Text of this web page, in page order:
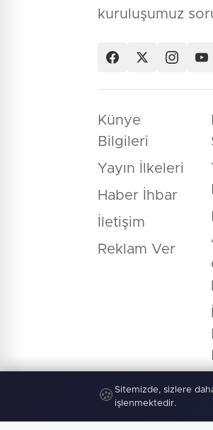
kuruluşumuz
Künye
Bilgileri
Yayın İlkeleri
Haber İhbar
İletişim
Reklam Ver
🍪 Sitemizde, sizlere
işlenmektedir.
© Copyright 2026